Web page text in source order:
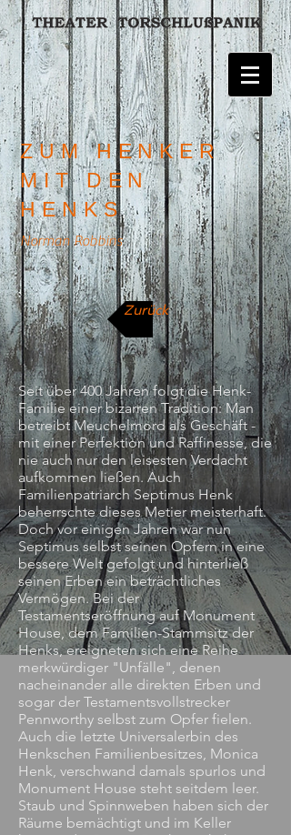
ZUM HENKER
MIT DEN
HENKS
Norman Robbins
Zurück
Seit über 400 Jahren folgt die Henk-
Familie einer bizarren Tradition: Man
betreibt Meuchelmord als Geschäft -
mit einer Perfektion und Raffinesse, die
nie auch nur den leisesten Verdacht
aufkommen ließen. Auch
Familienpatriarch Septimus Henk
beherrschte dieses Metier meisterhaft.
Doch vor einigen Jahren war nun
Septimus selbst seinen Opfern in eine
bessere Welt gefolgt und hinterließ
seinen Erben ein beträchtliches
Vermögen. Bei der
Testamentseröffnung auf Monument
House, dem Familien-Stammsitz der
Henks, ereigneten sich eine Reihe
merkwürdiger "Unfälle", denen
nacheinander alle direkten Erben und
sogar der Testamentsvollstrecker
Pennworthy selbst zum Opfer fielen.
Auch die letzte Universalerbin des
Henkschen Familienbesitzes, Monica
Henk, verschwand damals spurlos und
Monument House steht seitdem leer.
Staub und Spinnweben haben sich der
Räume bemächtigt und im Keller